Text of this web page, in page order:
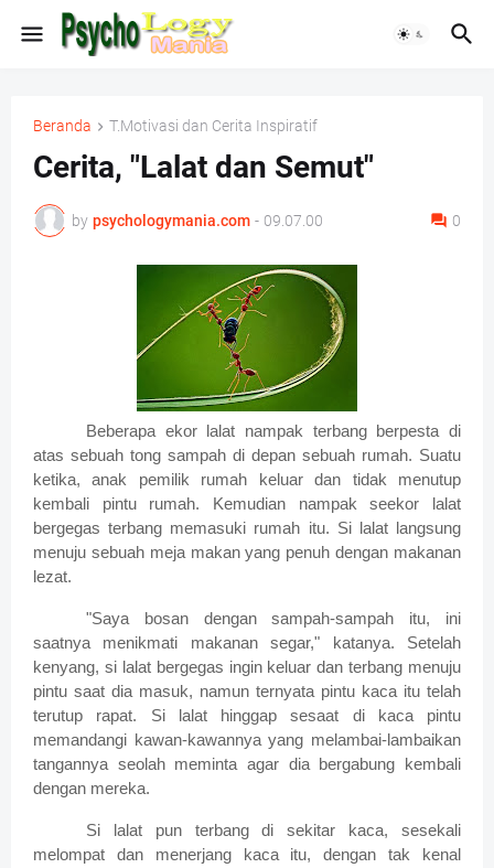
Beranda T.Motivasi dan Cerita Inspiratif
Cerita, "Lalat dan Semut"
by psychologymania.com - 09.07.00 0
Beberapa ekor lalat nampak terbang berpesta di
atas sebuah tong sampah di depan sebuah rumah. Suatu
ketika, anak pemilik rumah keluar dan tidak menutup
kembali pintu rumah. Kemudian nampak seekor lalat
bergegas terbang memasuki rumah itu. Si lalat langsung
menuju sebuah meja makan yang penuh dengan makanan
lezat.
"Saya bosan dengan sampah-sampah itu, ini
saatnya menikmati makanan segar," katanya. Setelah
kenyang, si lalat bergegas ingin keluar dan terbang menuju
pintu saat dia masuk, namun ternyata pintu kaca itu telah
terutup rapat. Si lalat hinggap sesaat di kaca pintu
memandangi kawan-kawannya yang melambai-lambaikan
tangannya seolah meminta agar dia bergabung kembali
dengan mereka.
Si lalat pun terbang di sekitar kaca, sesekali
melompat dan menerjang kaca itu, dengan tak kenal